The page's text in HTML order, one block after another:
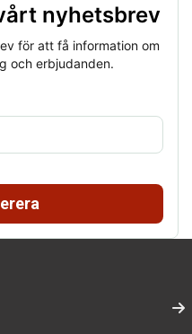
nyhetsbrev
för att få information om
och erbjudanden.